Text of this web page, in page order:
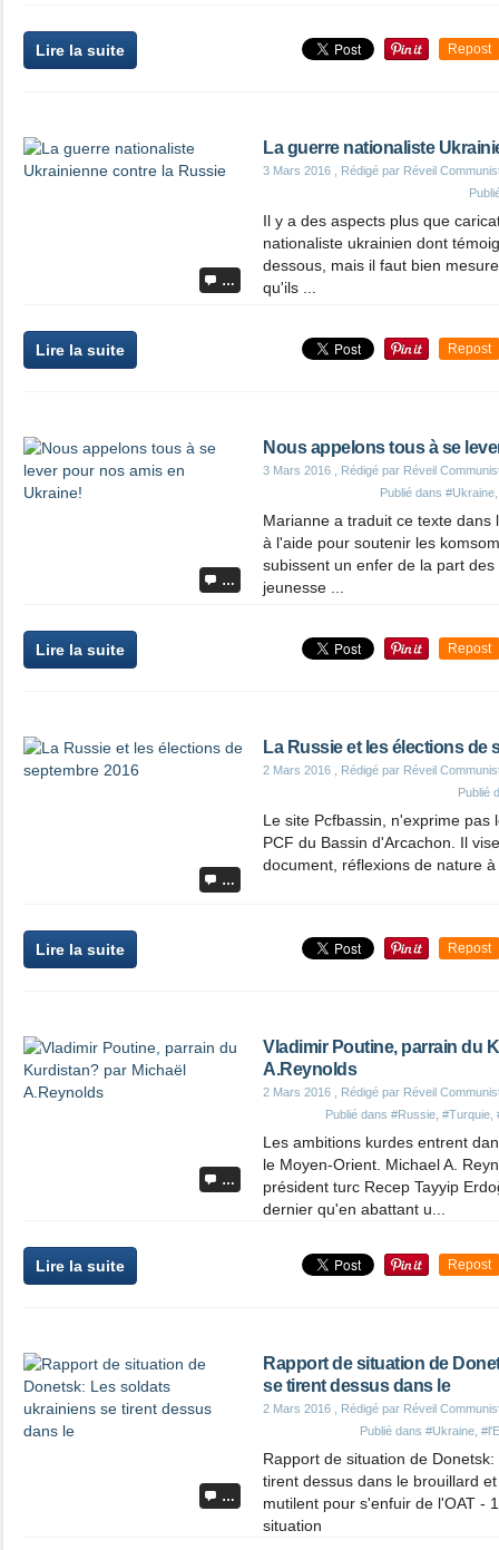
Lire la suite Repost
…
La guerre nationaliste
3 Mars 2016 , Rédigé par Réveil
Il y a des aspects plus que
nationaliste ukrainien dont
dessous, mais il faut bien
qu'ils ...
Lire la suite Repost
…
Nous appelons tous à se
3 Mars 2016 , Rédigé par Réveil
Publié dans #Ukraine
Marianne a traduit ce texte
à l'aide pour soutenir les
subissent un enfer de la part
jeunesse ...
Lire la suite Repost
…
La Russie et les élections de
2 Mars 2016 , Rédigé par Réveil
Publié
Le site Pcfbassin, n'exprime pas
PCF du Bassin d'Arcachon. Il
document, réflexions de nature
Lire la suite Repost
…
Vladimir Poutine, parrain du
A.Reynolds
2 Mars 2016 , Rédigé par Réveil
Publié dans #Russie #Turquie
Les ambitions kurdes entrent
le Moyen-Orient. Michael A.
président turc Recep Tayyip
dernier qu'en abattant u...
Lire la suite Repost
…
Rapport de situation de
se tirent dessus dans le
2 Mars 2016 , Rédigé par Réveil
Publié dans #Ukraine
Rapport de situation de
tirent dessus dans le brouillard
mutilent pour s'enfuir de l'OAT -
situation